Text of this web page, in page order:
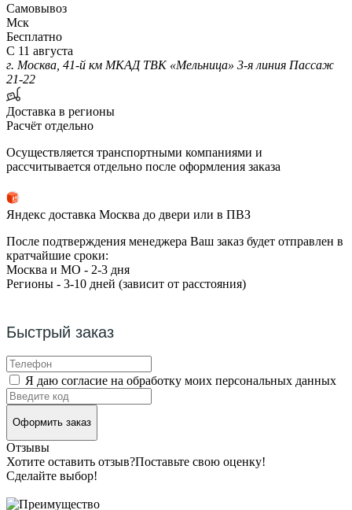
Самовывоз
Мск
Бесплатно
С 11 августа
г. Москва, 41-й км МКАД ТВК «Мельница» 3-я линия Пассаж
21-22
Доставка в регионы
Расчёт отдельно
Осуществляется транспортными компаниями и
рассчитывается отдельно после оформления заказа
Яндекс доставка Москва до двери или в ПВЗ
После подтверждения менеджера Ваш заказ будет отправлен в
кратчайшие сроки:
Москва и МО - 2-3 дня
Регионы - 3-10 дней (зависит от расстояния)
Быстрый заказ
Я даю согласие на обработку моих персональных данных
Оформить заказ
Отзывы
Хотите оставить отзыв?Поставьте свою оценку!
Сделайте выбор!